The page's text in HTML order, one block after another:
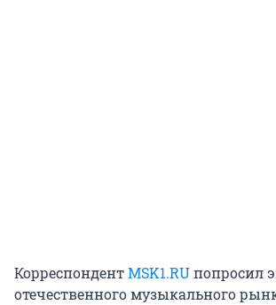
КорреспондентMSK1.RUпопросил
отечественного музыкального